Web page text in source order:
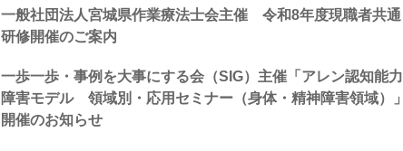
一般社団法人宮城県作業療法士会主催 令和8年度現職者共通
研修開催のご案内
一歩一歩・事例を大事にする会（SIG）主催「アレン認知能力
障害モデル 領域別・応用セミナー（身体・精神障害領域）」
開催のお知らせ